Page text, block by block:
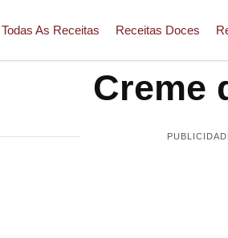
Todas As Receitas Receitas Doces
Creme